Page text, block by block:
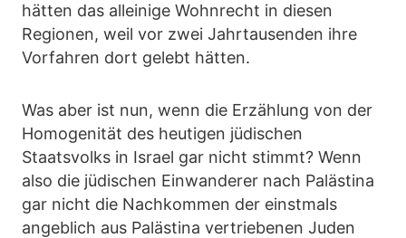
hätten das alleinige Wohnrecht in diesen
Regionen, weil vor zwei Jahrtausenden ihre
Vorfahren dort gelebt hätten.
Was aber ist nun, wenn die Erzählung von der
Homogenität des heutigen jüdischen
Staatsvolks in Israel gar nicht stimmt? Wenn
also die jüdischen Einwanderer nach Palästina
gar nicht die Nachkommen der einstmals
angeblich aus Palästina vertriebenen Juden